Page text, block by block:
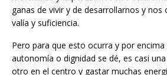
ganas de vivir y de desarrollarnos y
valía y suficiencia.
Pero para que esto ocurra y por
autonomía o dignidad se dé, es casi
otro en el centro y gastar muchas